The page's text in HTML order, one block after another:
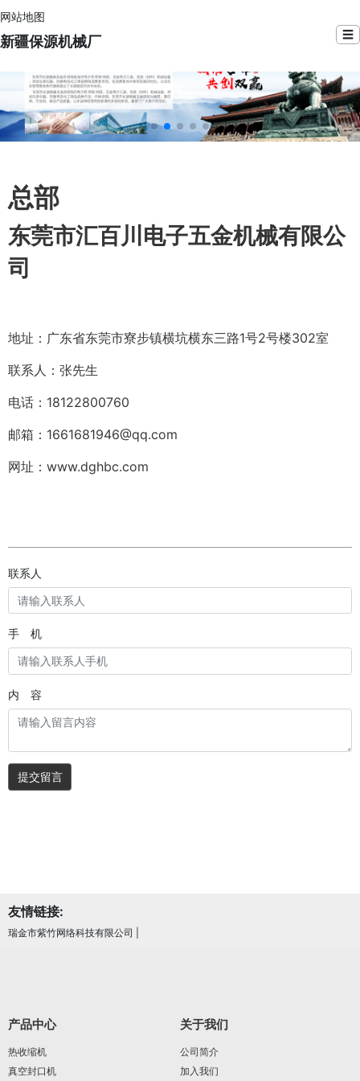
网站地图
新疆保源机械厂 ☰
总部
东莞市汇百川电子五金机械有限公
司
地址：广东省东莞市寮步镇横坑横东三路1号2号楼302室
联系人：张先生
电话：18122800760
邮箱：1661681946@qq.com
网址：www.dghbc.com
联系人
手 机
内 容
提交留言
友情链接:
瑞金市紫竹网络科技有限公司
产品中心
热收缩机
真空封口机
关于我们
公司简介
加入我们